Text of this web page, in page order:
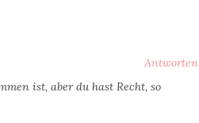
Antworten
ist, aber du hast Recht, so